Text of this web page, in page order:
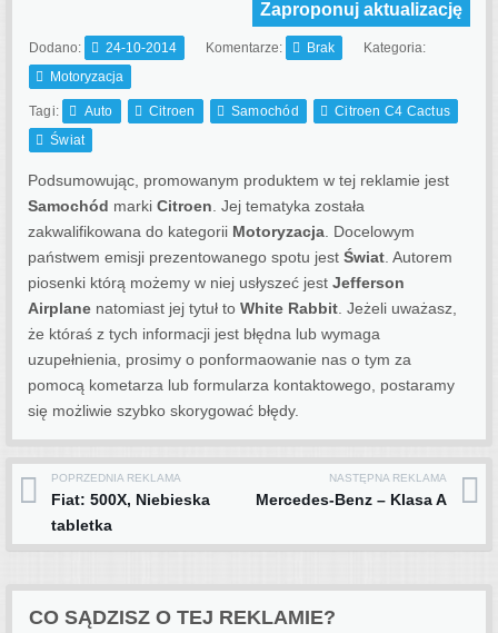
Zaproponuj aktualizację
Dodano: 24-10-2014 Komentarze: Brak
Kategoria:
Motoryzacja
Tagi: Auto Citroen Samochód
Citroen C4 Cactus
Świat
Podsumowując, promowanym produktem w tej reklamie jest
Samochód marki Citroen . Jej tematyka została
zakwalifikowana do kategorii Motoryzacja . Docelowym
państwem emisji prezentowanego spotu jest Świat Autorem
piosenki którą możemy w niej usłyszeć jest Jefferson
Airplane natomiast jej tytuł to White Rabbit . Jeżeli uważasz,
że któraś z tych informacji jest błędna lub wymaga
uzupełnienia, prosimy o ponformaowanie nas o tym za
pomocą kometarza lub formularza kontaktowego, postaramy
się możliwie szybko skorygować błędy.
Post navigation
POPRZEDNIA REKLAMA
Fiat: 500X, Niebieska
tabletka
NASTĘPNA REKLAMA
Mercedes-Benz – Klasa A
CO SĄDZISZ O TEJ REKLAMIE?